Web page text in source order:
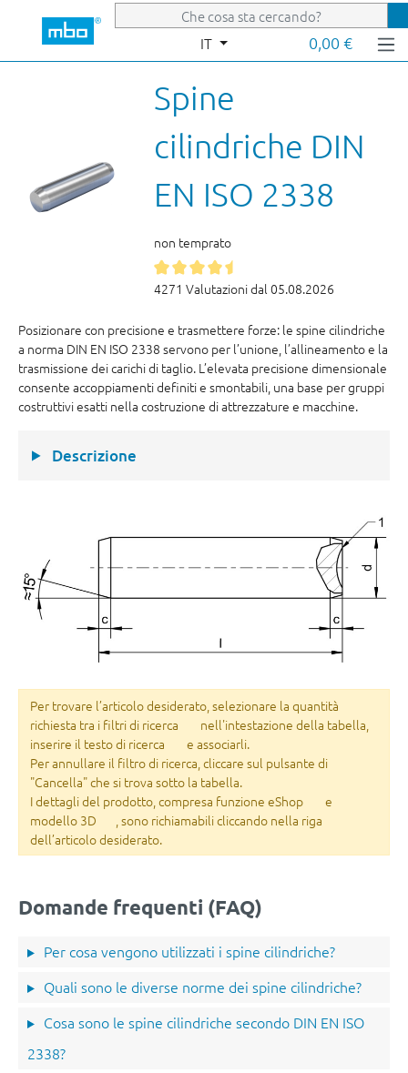
Passa al contenuto principale
IT 0,00 €
Spine
cilindriche DIN
EN ISO 2338
non temprato
4271 Valutazioni dal 05.08.2026
Posizionare con precisione e trasmettere forze: le spine cilindriche
a norma DIN EN ISO 2338 servono per l’unione, l’allineamento e la
trasmissione dei carichi di taglio. L’elevata precisione dimensionale
consente accoppiamenti definiti e smontabili, una base per gruppi
costruttivi esatti nella costruzione di attrezzature e macchine.
Descrizione
Per trovare l’articolo desiderato, selezionare la quantità
richiesta tra i filtri di ricerca
nell'intestazione della tabella,
inserire il testo di ricerca
e associarli.
Per annullare il filtro di ricerca, cliccare sul pulsante di
"Cancella" che si trova sotto la tabella.
I dettagli del prodotto, compresa funzione eShop
e
modello 3D
, sono richiamabili cliccando nella riga
dell’articolo desiderato.
Domande frequenti (FAQ)
Per cosa vengono utilizzati i spine cilindriche?
Quali sono le diverse norme dei spine cilindriche?
Cosa sono le spine cilindriche secondo DIN EN ISO
2338?